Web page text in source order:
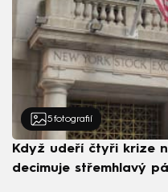
5 fotografií
Když udeří čtyři krize
decimuje střemhlavý